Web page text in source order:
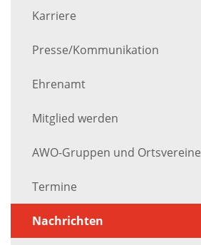
Karriere
Presse/Kommunikation
Ehrenamt
Mitglied werden
AWO-Gruppen und Ortsvereine
Termine
Nachrichten